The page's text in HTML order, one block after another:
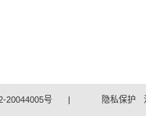
20044005号 | 隐私保护